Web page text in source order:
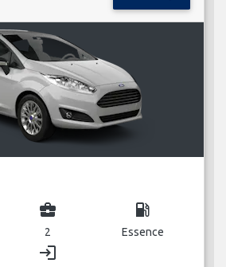
business_center
2
local_gas_station
Essence
login